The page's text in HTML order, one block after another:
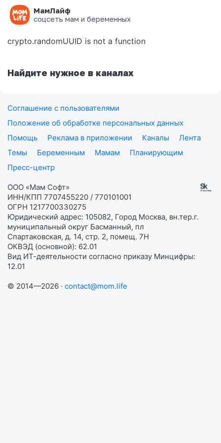
МамЛайф
соцсеть мам и беременных
Ошибка на странице
crypto.randomUUID is not a function
Найдите нужное в каналах
Соглашение с пользователями
Положение об обработке персональных данных
Помощь
Реклама в приложении Каналы
Лента
Темы
Беременным Мамам
Планирующим
Пресс-центр
ООО «Мам Софт»
ИНН/КПП 7707455220 / 770101001
ОГРН 1217700330275
Юридический адрес: 105082, Город Москва, вн.тер.г.
муниципальный округ Басманный, пл
Спартаковская, д. 14, стр. 2, помещ. 7Н
ОКВЭД (основной): 62.01
Вид ИТ-деятельности согласно приказу Минцифры:
12.01
© 2014—2026 · contact@mom.life